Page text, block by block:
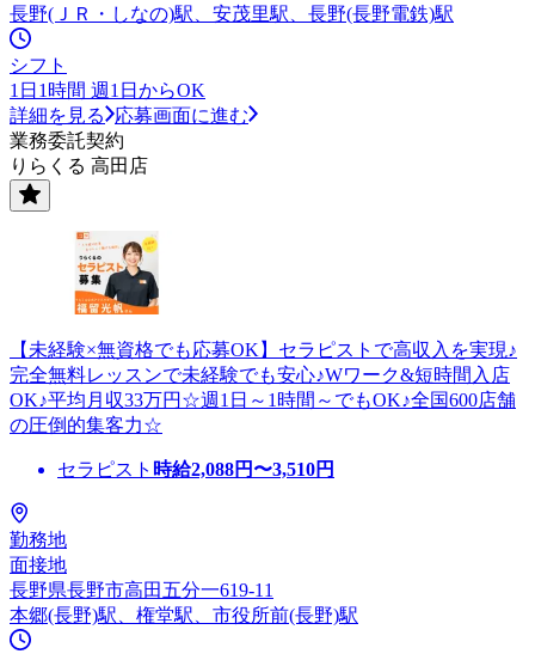
長野(ＪＲ・しなの)駅、安茂里駅、長野(長野電鉄)駅
シフト
1日1時間 週1日からOK
詳細を見る
応募画面に進む
業務委託契約
りらくる 高田店
【未経験×無資格でも応募OK】セラピストで高収入を実現♪
完全無料レッスンで未経験でも安心♪Wワーク&短時間入店
OK♪平均月収33万円☆週1日～1時間～でもOK♪全国600店舗
の圧倒的集客力☆
セラピスト 時給2,088円〜3,510円
勤務地
面接地
長野県長野市高田五分一619-11
本郷(長野)駅、権堂駅、市役所前(長野)駅